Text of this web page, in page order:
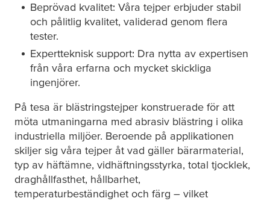
Beprövad kvalitet: Våra tejper erbjuder stabil
och pålitlig kvalitet, validerad genom flera
tester.
Expertteknisk support: Dra nytta av expertisen
från våra erfarna och mycket skickliga
ingenjörer.
På tesa är blästringstejper konstruerade för att
möta utmaningarna med abrasiv blästring i olika
industriella miljöer. Beroende på applikationen
skiljer sig våra tejper åt vad gäller bärarmaterial,
typ av häftämne, vidhäftningsstyrka, total tjocklek,
draghållfasthet, hållbarhet,
temperaturbeständighet och färg – vilket